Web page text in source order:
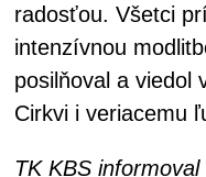
radosťou. Všetci
intenzívnou
posilňoval a viedol
Cirkvi i veriacemu
TK KBS